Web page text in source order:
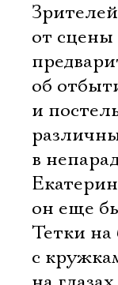
от сцены
об
и
в
он еще
Тетки на
с